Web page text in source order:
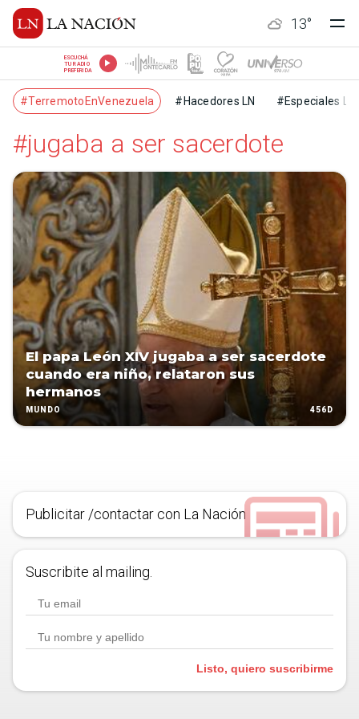
13°
ESCUCHÁ
TU RADIO
PREFERIDA
#TerremotoEnVenezuela #Hacedores LN #Especiales LN
#jugaba a ser sacerdote
El papa León XIV jugaba a ser sacerdote
cuando era niño, relataron sus
hermanos
MUNDO 456D
Publicitar /contactar con La Nación
Suscribite al mailing.
Listo, quiero suscribirme